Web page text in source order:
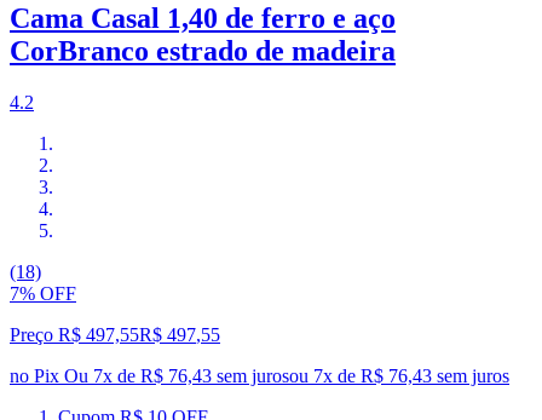
Cama Casal 1,40 de ferro e aço
CorBranco estrado de madeira
4.2
(18)
7% OFF
Preço R$ 497,55R$ 497,55
no Pix Ou 7x de R$ 76,43 sem jurosou 7x de R$ 76,43 sem juros